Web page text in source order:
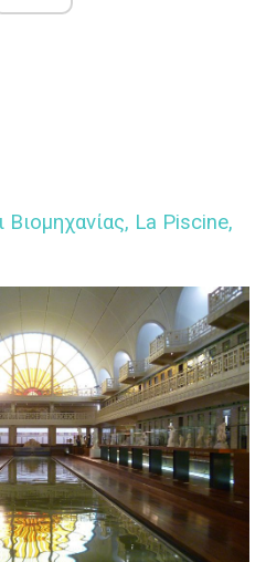
La Piscine,